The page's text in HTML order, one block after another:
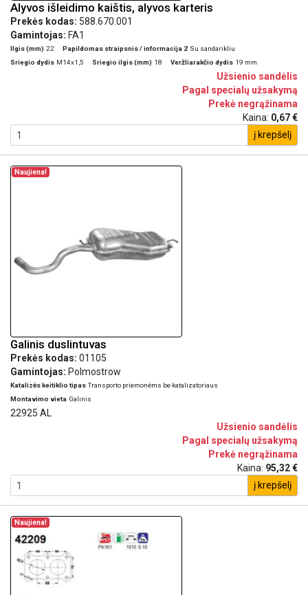
Alyvos išleidimo kaištis, alyvos karteris
Prekės kodas: 588.670.001
Gamintojas: FA1
Ilgis (mm) 22 Papildomas straipsnis / informacija 2 Su sandarikliu
Sriegio dydis M14x1,5 Sriegio ilgis (mm) 18 Veržliarakčio dydis 19 mm
Užsienio sandėlis
Pagal specialų užsakymą
Prekė negrąžinama
Kaina: 0,67 €
į krepšelį
Naujiena!
Galinis duslintuvas
Prekės kodas: 01105
Gamintojas: Polmostrow
Katalizės keitiklio tipas Transporto priemonėms be katalizatoriaus
Montavimo vieta Galinis
22925 AL
Užsienio sandėlis
Pagal specialų užsakymą
Prekė negrąžinama
Kaina: 95,32 €
į krepšelį
Naujiena!